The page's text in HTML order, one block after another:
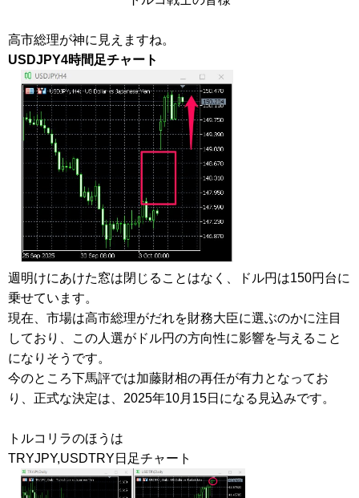
高市総理が神に見えますね。
USDJPY4時間足チャート
週明けにあけた窓は閉じることはなく、ドル円は150円台に
乗せています。
現在、市場は高市総理がだれを財務大臣に選ぶのかに注目
しており、この人選がドル円の方向性に影響を与えること
になりそうです。
今のところ下馬評では加藤財相の再任が有力となってお
り、正式な決定は、2025年10月15日になる見込みです。
トルコリラのほうは
TRYJPY,USDTRY日足チャート